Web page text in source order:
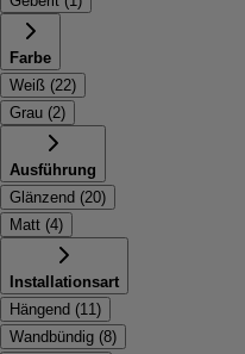
Farbe
Weiß (22)
Grau (2)
Ausführung
Glänzend (20)
Matt (4)
Installationsart
Hängend (11)
Wandbündig (8)